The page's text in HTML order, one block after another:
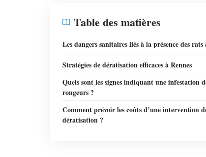
Table des matières
Les dangers sanitaires liés à la présence des rats
Stratégies de dératisation efficaces à Rennes
Quels sont les signes indiquant une infestation
rongeurs ?
Comment prévoir les coûts d’une intervention
dératisation ?